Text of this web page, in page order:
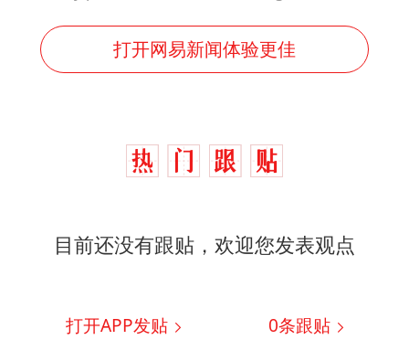
打开网易新闻体验更佳
目前还没有跟贴，欢迎您发表观点
打开APP发贴 0条跟贴